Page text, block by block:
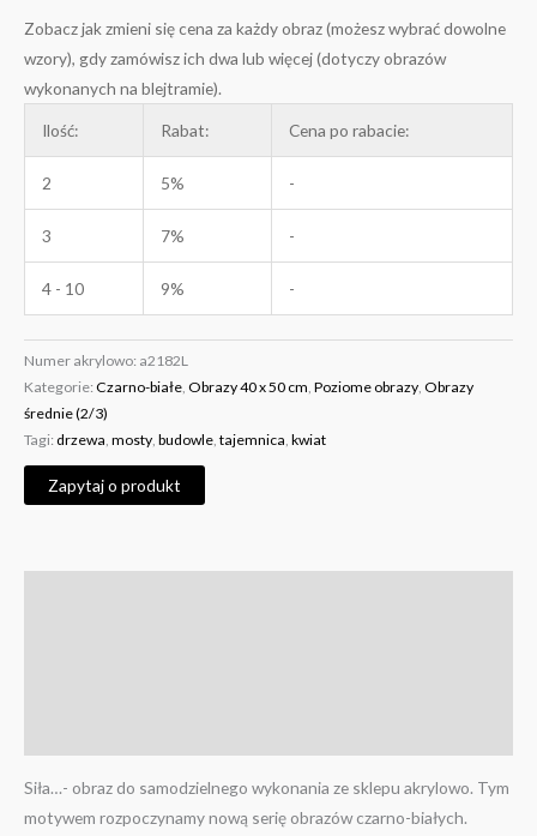
Zobacz jak zmieni się cena za każdy obraz (możesz wybrać dowolne
wzory), gdy zamówisz ich dwa lub więcej (dotyczy obrazów
wykonanych na blejtramie).
Ilość: Rabat: Cena po rabacie:
2 5% -
3 7% -
4 - 10 9% -
Numer akrylowo: a2182L
Kategorie: Czarno-białe, Obrazy 40 x 50 cm, Poziome obrazy, Obrazy
średnie (2/3)
Tagi: drzewa, mosty, budowle, tajemnica, kwiat
Zapytaj o produkt
Siła…- obraz do samodzielnego wykonania ze sklepu akrylowo. Tym
motywem rozpoczynamy nową serię obrazów czarno-białych.